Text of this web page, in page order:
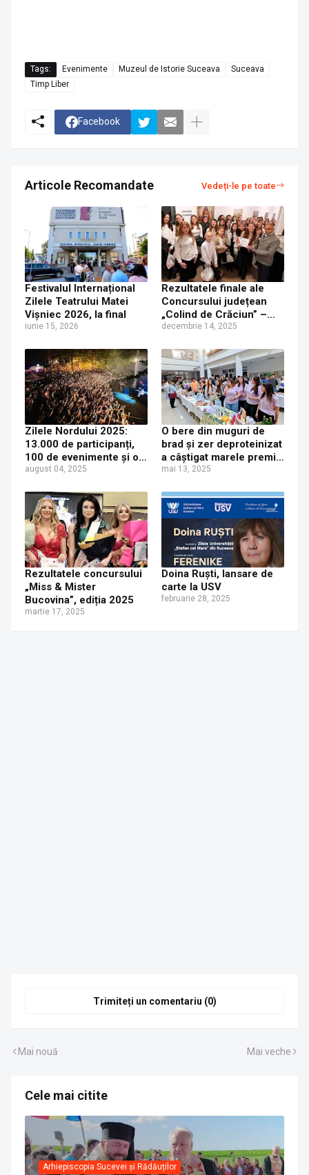
Tags: Evenimente Muzeul de Istorie Suceava
Suceava
Timp Liber
Facebook
Articole Recomandate Vedeți-le pe toate
Festivalul Internațional
Zilele Teatrului Matei
Vișniec 2026, la final
iunie 15, 2026
Rezultatele finale ale
Concursului județean
„Colind de Crăciun” –
ediția a XIII-a
decembrie 14, 2025
Zilele Nordului 2025:
13.000 de participanți,
100 de evenimente și o
nouă demonstrație a
schimbă prin cultură
august 04, 2025
O bere din muguri de
brad și zer deproteinizat
a câștigat marele premiu
la Food Fest-ul organizat
mai 13, 2025
Rezultatele concursului
„Miss & Mister
Bucovina”, ediția 2025
martie 17, 2025
Doina Ruști, lansare de
carte la USV
februarie 28, 2025
Trimiteți un comentariu (0)
Mai nouă Mai veche
Cele mai citite
Arhiepiscopia Sucevei și Rădăuților